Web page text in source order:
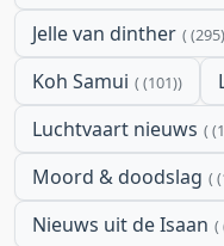
Jelle van dinther (295)
Koh Samui (101)
Luchtvaart nieuws
Moord & doodslag
Nieuws uit de Isaan